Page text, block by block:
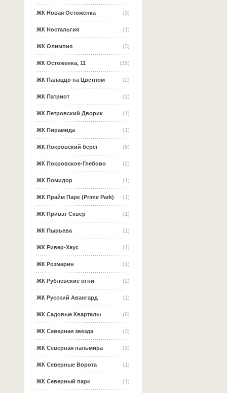
(3)
ЖК Новая Остоженка
(1)
ЖК Ностальгия
(3)
ЖК Олимпия
(15)
ЖК Остоженка, 11
(2)
ЖК Палаццо на Цветном
(1)
ЖК Патриот
(1)
ЖК Петровский Дворик
(1)
ЖК Пирамида
(6)
ЖК Покровский берег
(2)
ЖК Покровское-Глебово
(1)
ЖК Помидор
(1)
ЖК Прайм Парк (Prime Park)
(1)
ЖК Приват Сквер
(1)
ЖК Пырьева
(1)
ЖК Ривер-Хаус
(1)
ЖК Розмарин
(2)
ЖК Рублевские огни
(1)
ЖК Русский Авангард
(6)
ЖК Садовые Кварталы
(3)
ЖК Северная звезда
(3)
ЖК Северная пальмира
(1)
ЖК Северные Ворота
(1)
ЖК Северный парк